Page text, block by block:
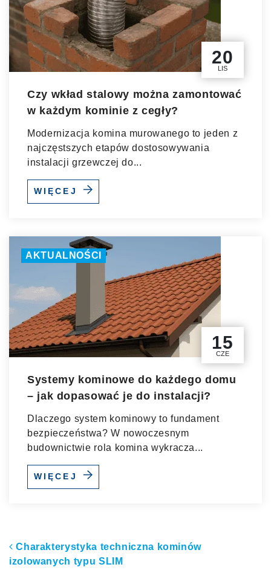
20
LIS
Czy wkład stalowy można zamontować
w każdym kominie z cegły?
Modernizacja komina murowanego to jeden z
najczęstszych etapów dostosowywania
instalacji grzewczej do...
WIĘCEJ
AKTUALNOŚCI
15
CZE
Systemy kominowe do każdego domu
– jak dopasować je do instalacji?
Dlaczego system kominowy to fundament
bezpieczeństwa? W nowoczesnym
budownictwie rola komina wykracza...
WIĘCEJ
Nawigacja po artykułach
Charakterystyka techniczna kominów
izolowanych typu SLIM